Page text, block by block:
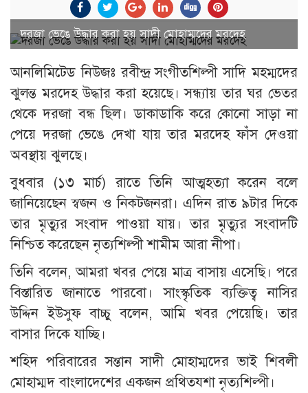
দরজা ভেঙে উদ্ধার করা হয় সাদী মোহাম্মদের মরদেহ
আনলিমিটেড নিউজঃ রবীন্দ্র সংগীতশিল্পী সাদি মহম্মদের
ঝুলন্ত মরদেহ উদ্ধার করা হয়েছে। সন্ধ্যায় তার ঘর ভেতর
থেকে দরজা বন্ধ ছিল। ডাকাডাকি করে কোনো সাড়া না
পেয়ে দরজা ভেঙে দেখা যায় তার মরদেহ ফাঁস দেওয়া
অবস্থায় ঝুলছে।
বুধবার (১৩ মার্চ) রাতে তিনি আত্মহত্যা করেন বলে
জানিয়েছেন স্বজন ও নিকটজনরা। এদিন রাত ৯টার দিকে
তার মৃত্যুর সংবাদ পাওয়া যায়। তার মৃত্যুর সংবাদটি
নিশ্চিত করেছেন নৃত্যশিল্পী শামীম আরা নীপা।
তিনি বলেন, আমরা খবর পেয়ে মাত্র বাসায় এসেছি। পরে
বিস্তারিত জানাতে পারবো। সাংস্কৃতিক ব্যক্তিত্ব নাসির
উদ্দিন ইউসুফ বাচ্চু বলেন, আমি খবর পেয়েছি। তার
বাসার দিকে যাচ্ছি।
শহিদ পরিবারের সন্তান সাদী মোহাম্মদের ভাই শিবলী
মোহাম্মদ বাংলাদেশের একজন প্রথিতযশা নৃত্যশিল্পী।